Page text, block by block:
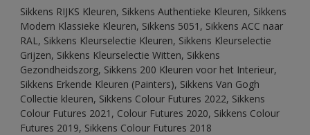
Sikkens RIJKS Kleuren, Sikkens Authentieke Kleuren, Sikkens
Modern Klassieke Kleuren, Sikkens 5051, Sikkens ACC naar
RAL, Sikkens Kleurselectie Kleuren, Sikkens Kleurselectie
Grijzen, Sikkens Kleurselectie Witten, Sikkens
Gezondheidszorg, Sikkens 200 Kleuren voor het Interieur,
Sikkens Erkende Kleuren (Painters), Sikkens Van Gogh
Collectie kleuren, Sikkens Colour Futures 2022, Sikkens
Colour Futures 2021, Colour Futures 2020, Sikkens Colour
Futures 2019, Sikkens Colour Futures 2018